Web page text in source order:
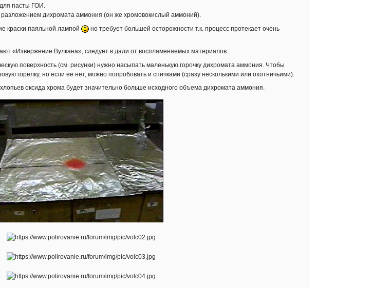
для пасты ГОИ.
дихромата аммония (он же хромовокислый аммоний).
краски паяльной лампой
но требует большей осторожности т.к. процесс протекает очень
«Извержение Вулкана», следует в дали от воспламеняемых материалов.
поверхность (см. рисунки) нужно насыпать маленькую горочку дихромата аммония. Чтобы
горелку, но если ее нет, можно попробовать и спичками (сразу несколькими или охотничьими).
оксида хрома будет значительно больше исходного объема дихромата аммония.